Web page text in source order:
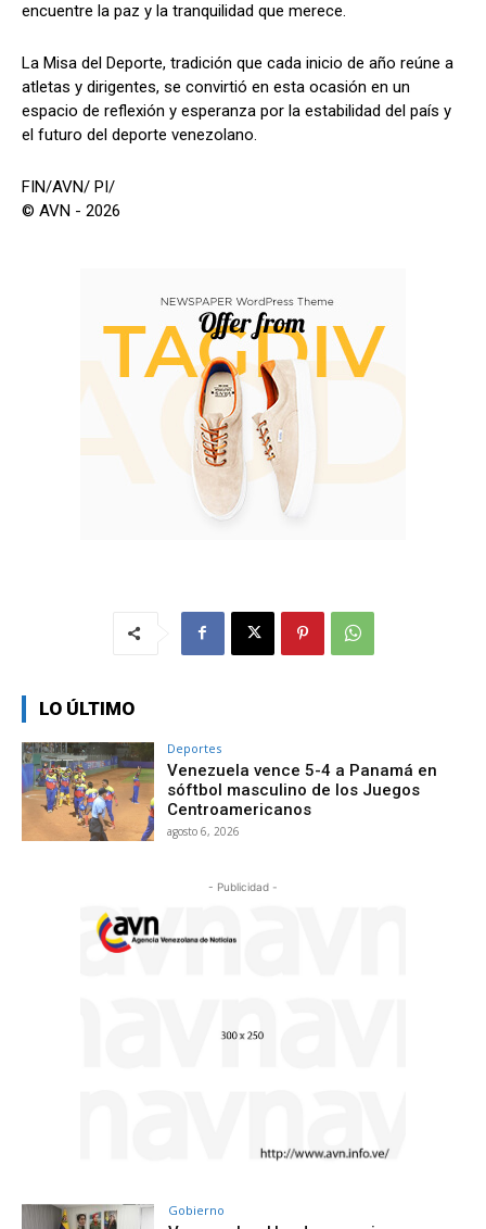
encuentre la paz y la tranquilidad que merece.
La Misa del Deporte, tradición que cada inicio de año reúne a
atletas y dirigentes, se convirtió en esta ocasión en un
espacio de reflexión y esperanza por la estabilidad del país y
el futuro del deporte venezolano.
FIN/AVN/ PI/
© AVN - 2026
LO ÚLTIMO
Deportes
Venezuela vence 5-4 a Panamá en
sóftbol masculino de los Juegos
Centroamericanos
agosto 6, 2026
- Publicidad -
Gobierno